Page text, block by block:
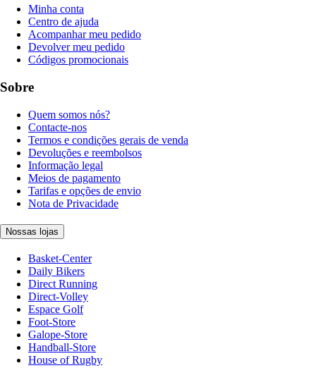
Minha conta
Centro de ajuda
Acompanhar meu pedido
Devolver meu pedido
Códigos promocionais
Sobre
Quem somos nós?
Contacte-nos
Termos e condições gerais de venda
Devoluções e reembolsos
Informação legal
Meios de pagamento
Tarifas e opções de envio
Nota de Privacidade
Nossas lojas
Basket-Center
Daily Bikers
Direct Running
Direct-Volley
Espace Golf
Foot-Store
Galope-Store
Handball-Store
House of Rugby